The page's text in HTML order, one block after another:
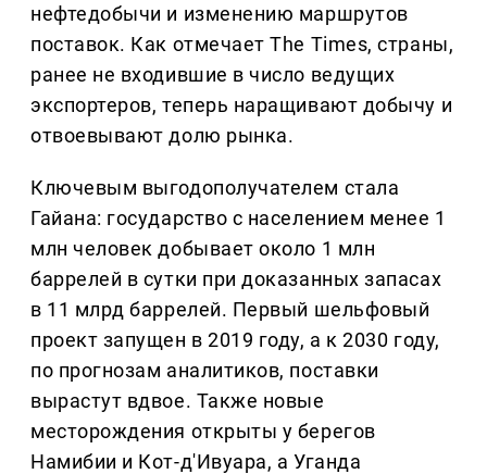
нефтедобычи и изменению маршрутов
поставок. Как отмечает The Times, страны,
ранее не входившие в число ведущих
экспортеров, теперь наращивают добычу и
отвоевывают долю рынка.
Ключевым выгодополучателем стала
Гайана: государство с населением менее 1
млн человек добывает около 1 млн
баррелей в сутки при доказанных запасах
в 11 млрд баррелей. Первый шельфовый
проект запущен в 2019 году, а к 2030 году,
по прогнозам аналитиков, поставки
вырастут вдвое. Также новые
месторождения открыты у берегов
Намибии и Кот-д'Ивуара, а Уганда